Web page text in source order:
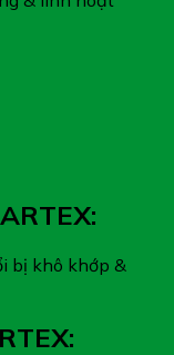
bị khô khớp &